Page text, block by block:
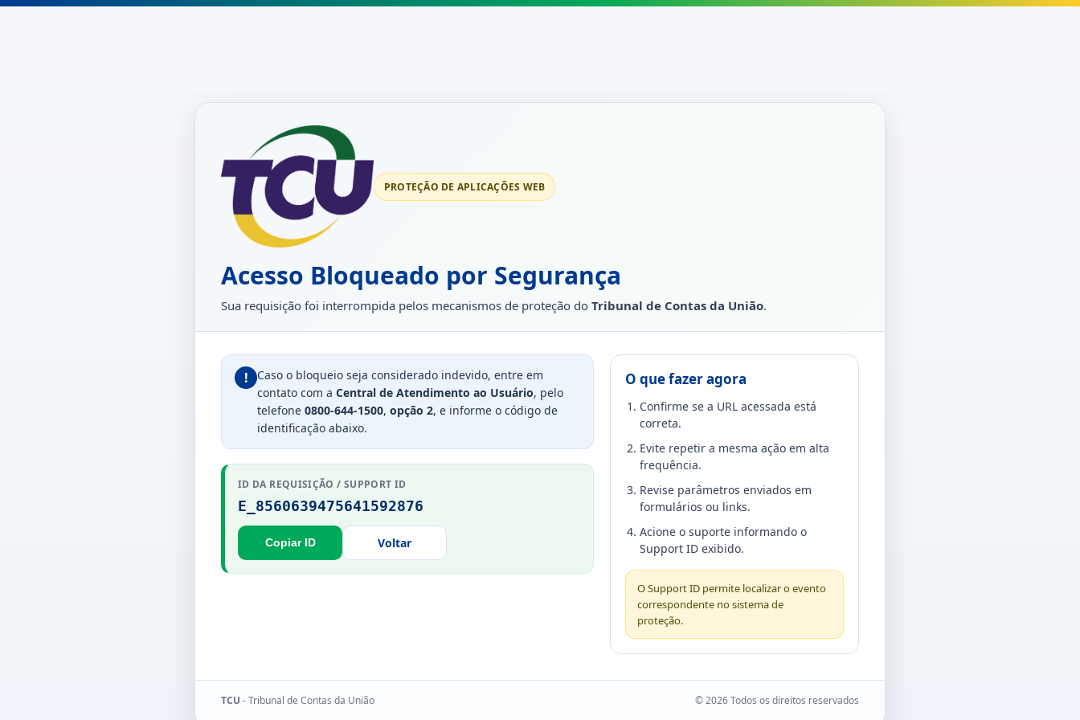
PROTEÇÃO DE APLICAÇÕES WEB
Acesso Bloqueado por Segurança
Sua requisição foi interrompida pelos mecanismos de proteção do Tribunal de Contas da União.
!
Caso o bloqueio seja considerado indevido, entre em
contato com a Central de Atendimento ao Usuário, pelo
telefone 0800-644-1500, opção 2, e informe o código de
identificação abaixo.
ID DA REQUISIÇÃO / SUPPORT ID
E_8560639475641592876
Copiar ID Voltar
O que fazer agora
Confirme se a URL acessada está
correta.
Evite repetir a mesma ação em alta
frequência.
Revise parâmetros enviados em
formulários ou links.
Acione o suporte informando o
Support ID exibido.
O Support ID permite localizar o evento
correspondente no sistema de
proteção.
TCU - Tribunal de Contas da União © 2026 Todos os direitos reservados